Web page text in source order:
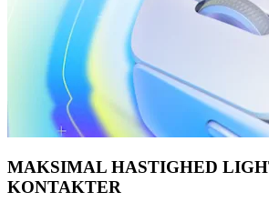
MAKSIMAL HASTIGHED
KONTAKTER